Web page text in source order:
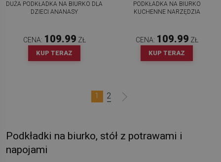
DUŻA PODKŁADKA NA BIURKO DLA
DZIECI ANANASY
CENA: 109.99 ZŁ
KUP TERAZ
PODKŁADKA NA BIURKO
KUCHENNE NARZĘDZIA
CENA: 109.99 ZŁ
KUP TERAZ
1 2
Podkładki na biurko, stół z potrawami i
napojami